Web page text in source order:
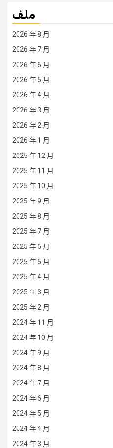
ملف
2026 年 8 月
2026 年 7 月
2026 年 6 月
2026 年 5 月
2026 年 4 月
2026 年 3 月
2026 年 2 月
2026 年 1 月
2025 年 12 月
2025 年 11 月
2025 年 10 月
2025 年 9 月
2025 年 8 月
2025 年 7 月
2025 年 6 月
2025 年 5 月
2025 年 4 月
2025 年 3 月
2025 年 2 月
2024 年 11 月
2024 年 10 月
2024 年 9 月
2024 年 8 月
2024 年 7 月
2024 年 6 月
2024 年 5 月
2024 年 4 月
2024 年 3 月